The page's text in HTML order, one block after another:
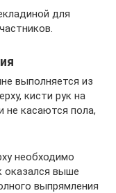
для
выполняется из
кисти рук на
не касаются пола,
необходимо
оказался выше
выпрямления